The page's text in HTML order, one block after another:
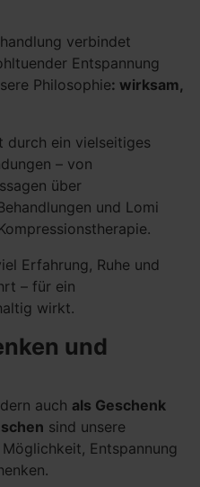
verbindet
Entspannung
Philosophie: wirksam,
durch ein vielseitiges
– von
über
und Lomi
Erfahrung, Ruhe und
– für ein
wirkt.
und
auch als Geschenk
sind unsere
Entspannung